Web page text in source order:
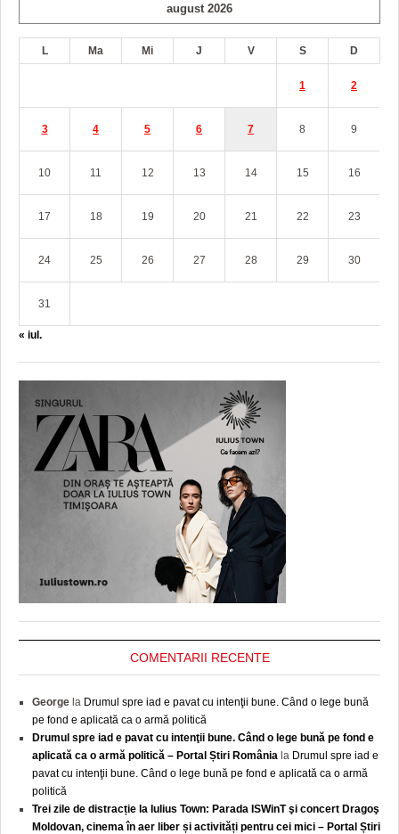
august 2026
L Ma Mi J V S D
1 2
3 4 5 6 7 8 9
10 11 12 13 14 15 16
17 18 19 20 21 22 23
24 25 26 27 28 29 30
31
« iul.
COMENTARII RECENTE
George la Drumul spre iad e pavat cu intenţii bune. Când o lege bună
pe fond e aplicată ca o armă politică
Drumul spre iad e pavat cu intenţii bune. Când o lege bună pe fond e
aplicată ca o armă politică – Portal Știri România la Drumul spre iad e
pavat cu intenţii bune. Când o lege bună pe fond e aplicată ca o armă
politică
Trei zile de distracție la Iulius Town: Parada ISWinT şi concert Dragoş
Moldovan, cinema în aer liber și activități pentru cei mici – Portal Știri